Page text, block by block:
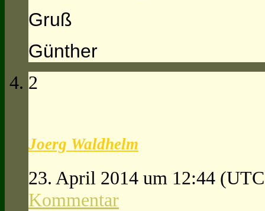
Gruß
Günther
2
Joerg Waldhelm
23. April 2014 um 12:44
Kommentar